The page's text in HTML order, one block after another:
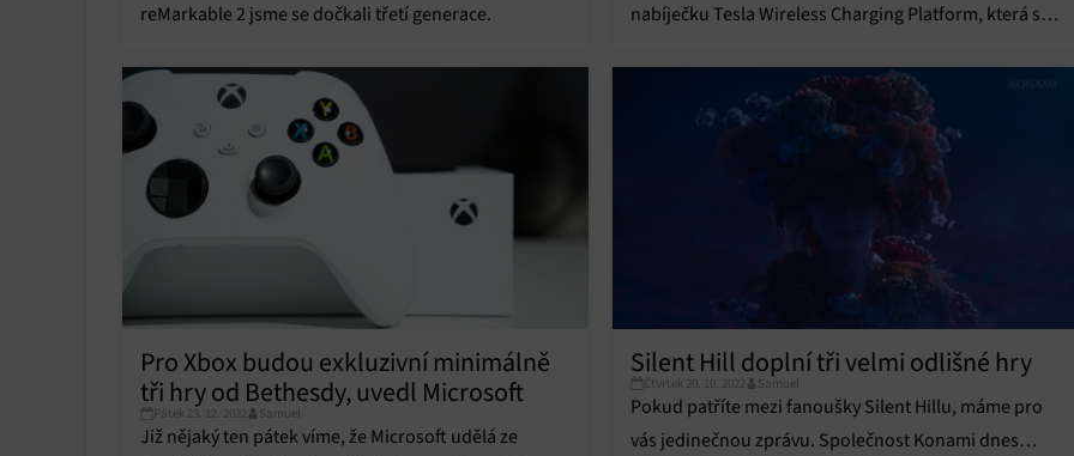
reMarkable 2 jsme se dočkali třetí generace.
nabíječku Tesla Wireless Charging Platform, která se
Pro Xbox budou exkluzivní minimálně
tři hry od Bethesdy, uvedl Microsoft
Pátek 23. 12. 2022 Samuel
Již nějaký ten pátek víme, že Microsoft udělá ze
Silent Hill doplní tři velmi odlišné hry
Čtvrtek 20. 10. 2022 Samuel
Pokud patříte mezi fanoušky Silent Hillu, máme pro
vás jedinečnou zprávu. Společnost Konami dnes